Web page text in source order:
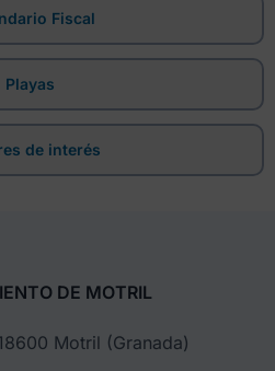
Fiscal
Playas
de interés
DE MOTRIL
Motril (Granada)​